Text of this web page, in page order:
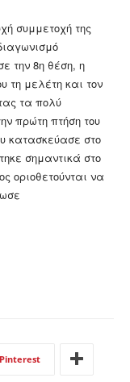
συμμετοχή της
την 8η θέση, η
τη μελέτη και τον
τα πολύ
πρώτη πτήση του
κατασκεύασε στο
σημαντικά στο
οριοθετούνται να
Pinterest